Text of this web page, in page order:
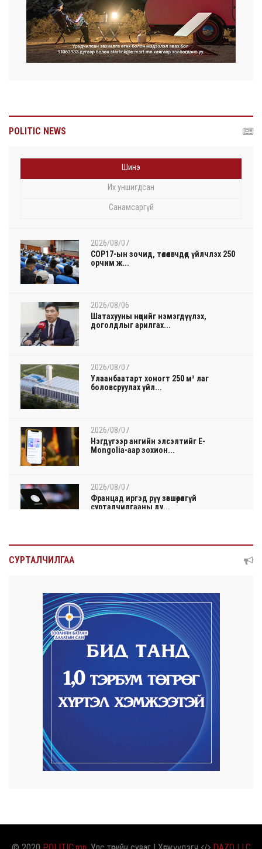
POLITIC NEWS
Шинэ
Их уншигдсан
Санамсаргүй
2026/08/07
COP17-ын зочид, төлөөлөгчдөд үйлчлэх 250
орчим ж...
2026/08/06
Шатахууны нөөцийг нэмэгдүүлэх,
доголдлыг арилгах...
2026/08/07
Улаанбаатарт хоногт 250 м³ лаг
боловсруулах үйл...
2026/08/07
Нэгдүгээр ангийн элсэлтийг E-
Mongolia-аар зохион...
2026/08/07
Францад иргэд рүү зөвшөөрөлгүй
сурталчилгааны ду...
2026/08/07
2026/08/07
Автомашины улсын дугаар сондгой
Улаанбаатарт өдөртөө 30 хэм дулаан
Улсын чанартай хатуу хучилттай авто
СУРТАЛЧИЛГАА